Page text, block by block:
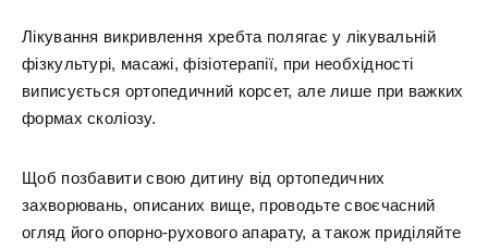
Лікування викривлення хребта полягає у лікувальній
фізкультурі, масажі, фізіотерапії, при необхідності
виписується ортопедичний корсет, але лише при важких
формах сколіозу.
Щоб позбавити свою дитину від ортопедичних
захворювань, описаних вище, проводьте своєчасний
огляд його опорно-рухового апарату, а також приділяйте